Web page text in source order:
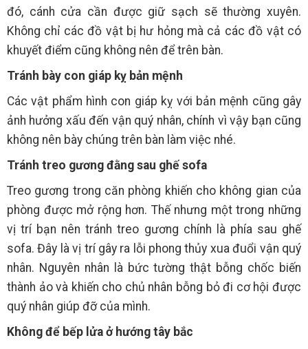
đó, cánh cửa cần được giữ sạch sẽ thường xuyên.
Không chỉ các đồ vật bị hư hỏng mà cả các đồ vật có
khuyết điểm cũng không nên để trên bàn.
Tránh bày con giáp kỵ bản mệnh
Các vật phẩm hình con giáp kỵ với bản mệnh cũng gây
ảnh hưởng xấu đến vận quý nhân, chính vì vậy bạn cũng
không nên bày chúng trên bàn làm việc nhé.
Tránh treo gương đằng sau ghế sofa
Treo gương trong căn phòng khiến cho không gian của
phòng được mở rộng hơn. Thế nhưng một trong những
vị trí bạn nên tránh treo gương chính là phía sau ghế
sofa. Đây là vị trí gây ra lỗi phong thủy xua đuổi vận quý
nhân. Nguyên nhân là bức tường thật bỗng chốc biến
thành ảo và khiến cho chủ nhân bỗng bỏ đi cơ hội được
quý nhân giúp đỡ của mình.
Không để bếp lửa ở hướng tây bắc